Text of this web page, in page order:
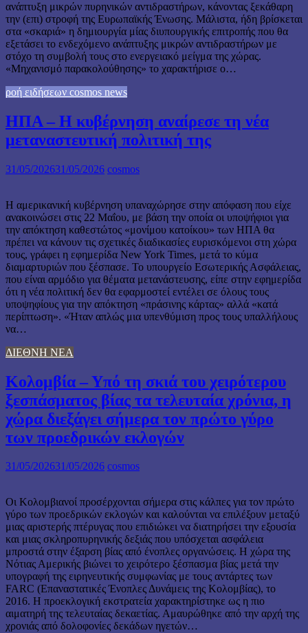
ανάπτυξη μικρών πυρηνικών αντιδραστήρων, κάνοντας ξεκάθαρη
την (επι) στροφή της Ευρωπαϊκής Ένωσης. Μάλιστα, ήδη βρίσκεται
στα «σκαριά» η δημιουργία μίας διυπουργικής επιτροπής που θα
εξετάσει το ενδεχόμενο ανάπτυξης μικρών αντιδραστήρων με
στόχο τη συμβολή τους στο ενεργειακό μείγμα της χώρας.
«Μηχανισμό παρακολούθησης» το χαρακτήρισε ο…
ροή ειδήσεων cosmos news
ΗΠΑ – Η κυβέρνηση αναίρεσε τη νέα
μεταναστευτική πολιτική της
31/05/202631/05/2026 cosmos
Η αμερικανική κυβέρνηση υπαναχώρησε στην απόφαση που είχε
ανακοινώσει στις 22 Μαΐου, με βάση την οποία οι υποψήφιοι για
την απόκτηση καθεστώτος «μονίμου κατοίκου» των ΗΠΑ θα
πρέπει να κάνουν τις σχετικές διαδικασίες ευρισκόμενοι στη χώρα
τους, γράφει η εφημερίδα New York Times, μετά το κύμα
διαμαρτυριών που ξέσπασε. Το υπουργείο Εσωτερικής Ασφάλειας,
που είναι αρμόδιο για θέματα μετανάστευσης, είπε στην εφημερίδα
ότι η νέα πολιτική δεν θα εφαρμοστεί εντέλει σε όλους τους
υποψηφίους για την απόκτηση «πράσινης κάρτας» αλλά «κατά
περίπτωση». «Ήταν απλώς μια υπενθύμιση προς τους υπαλλήλους
να…
ΔΙΕΘΝΗ ΝΕΑ
Κολομβία – Υπό τη σκιά του χειρότερου
ξεσπάσματος βίας τα τελευταία χρόνια, η
χώρα διεξάγει σήμερα τον πρώτο γύρο
των προεδρικών εκλογών
31/05/202631/05/2026 cosmos
Οι Κολομβιανοί προσέρχονται σήμερα στις κάλπες για τον πρώτο
γύρο των προεδρικών εκλογών και καλούνται να επιλέξουν μεταξύ
μιας αριστερής πτέρυγας που επιδιώκει να διατηρήσει την εξουσία
και μιας σκληροπυρηνικής δεξιάς που υπόσχεται ασφάλεια
μπροστά στην έξαρση βίας από ένοπλες οργανώσεις. Η χώρα της
Νότιας Αμερικής βιώνει το χειρότερο ξέσπασμα βίας μετά την
υπογραφή της ειρηνευτικής συμφωνίας με τους αντάρτες των
FARC (Επαναστατικές Ένοπλες Δυνάμεις της Κολομβίας), το
2016. Η προεκλογική εκστρατεία χαρακτηρίστηκε ως η πιο
αιματηρή της τελευταίας δεκαετίας. Αμαυρώθηκε από την αρχή της
χρονιάς από δολοφονίες δεκάδων ηγετών…